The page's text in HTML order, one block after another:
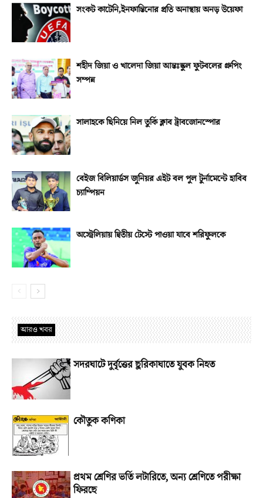
সংকট কাটেনি,ইনফান্তিনোর প্রতি অনাস্থায় অনড় উয়েফা
শহীদ জিয়া ও খালেদা জিয়া আন্তঃস্কুল ফুটবলের গ্রুপিং
সম্পন্ন
সালাহকে ছিনিয়ে নিল তুর্কি ক্লাব ট্রাবজোনস্পোর
বেইজ বিলিয়ার্ডস জুনিয়র এইট বল পুল টুর্নামেন্টে হাবিব
চ্যাম্পিয়ন
অস্ট্রেলিয়ায় দ্বিতীয় টেস্টে পাওয়া যাবে শরিফুলকে
আরও খবর
সদরঘাটে দুর্বৃত্তের ছুরিকাঘাতে যুবক নিহত
কৌতুক কণিকা
প্রথম শ্রেণির ভর্তি লটারিতে, অন্য শ্রেণিতে পরীক্ষা
ফিরছে